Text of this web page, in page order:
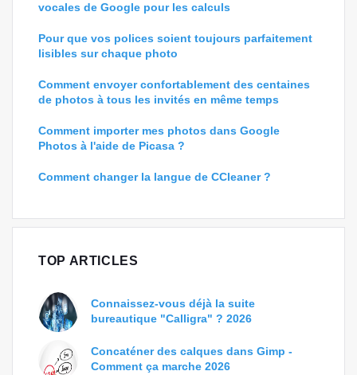
vocales de Google pour les calculs
Pour que vos polices soient toujours parfaitement
lisibles sur chaque photo
Comment envoyer confortablement des centaines
de photos à tous les invités en même temps
Comment importer mes photos dans Google
Photos à l'aide de Picasa ?
Comment changer la langue de CCleaner ?
TOP ARTICLES
Connaissez-vous déjà la suite
bureautique "Calligra" ? 2026
Concaténer des calques dans Gimp -
Comment ça marche 2026